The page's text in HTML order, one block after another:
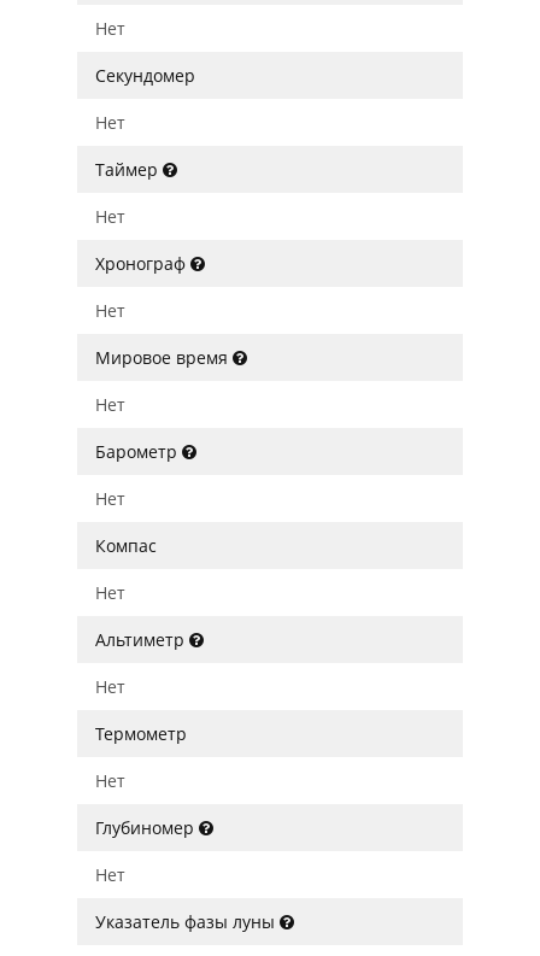
Нет
Секундомер
Нет
Таймер
Нет
Хронограф
Нет
Мировое время
Нет
Барометр
Нет
Компас
Нет
Альтиметр
Нет
Термометр
Нет
Глубиномер
Нет
Указатель фазы луны